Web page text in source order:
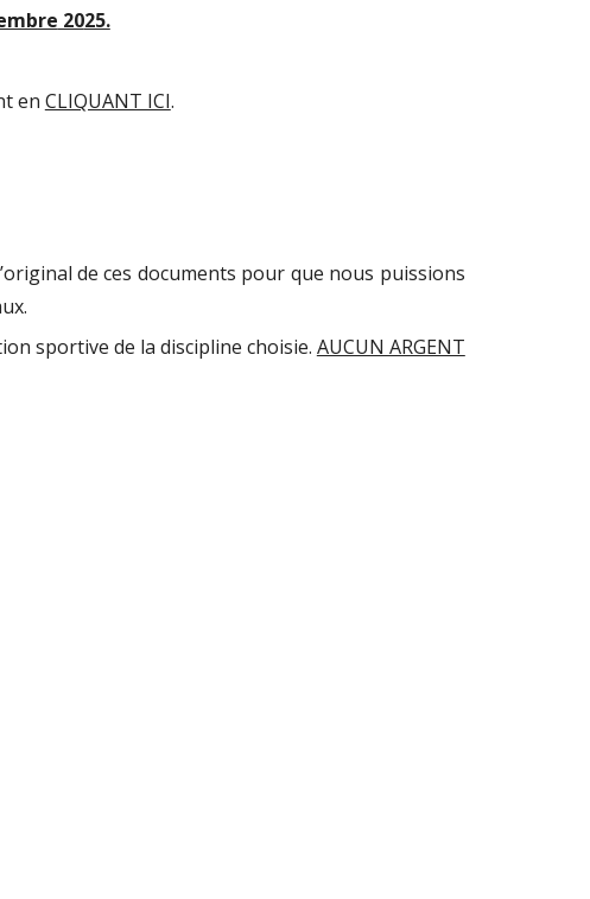
2025.
en CLIQUANT ICI.
de ces documents pour que nous puissions
sportive de la discipline choisie. AUCUN ARGENT